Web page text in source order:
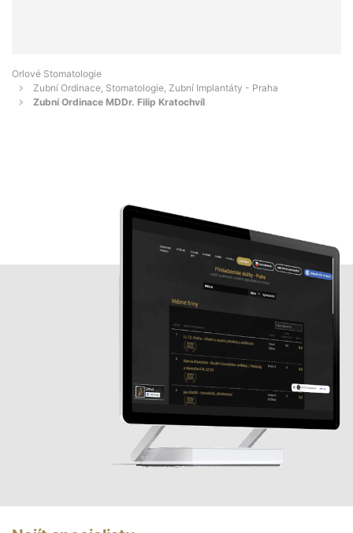
Orlové Stomatologie
Zubní Ordinace, Stomatologie, Zubní Implantáty - Praha
Zubní Ordinace MDDr. Filip Kratochvíl